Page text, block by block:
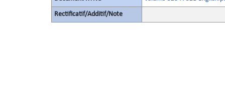
Rectificatif/Additif/Note